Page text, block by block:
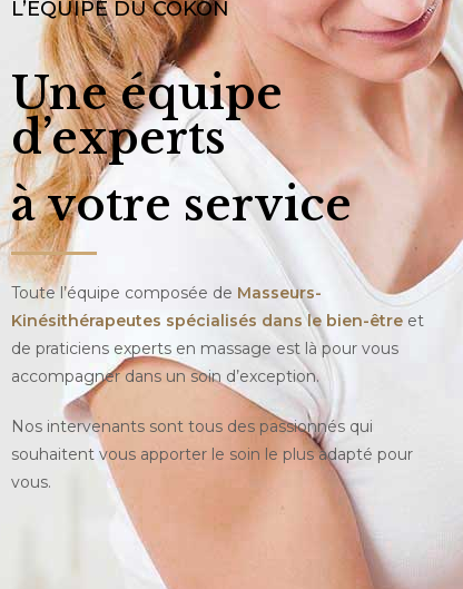
L’ÉQUIPE DU COKON
Une équipe
d’experts
à votre service
Toute l’équipe composée de Masseurs-
Kinésithérapeutes spécialisés dans le bien-être et
de praticiens experts en massage est là pour vous
accompagner dans un soin d’exception.
Nos intervenants sont tous des passionnés qui
souhaitent vous apporter le soin le plus adapté pour
vous.